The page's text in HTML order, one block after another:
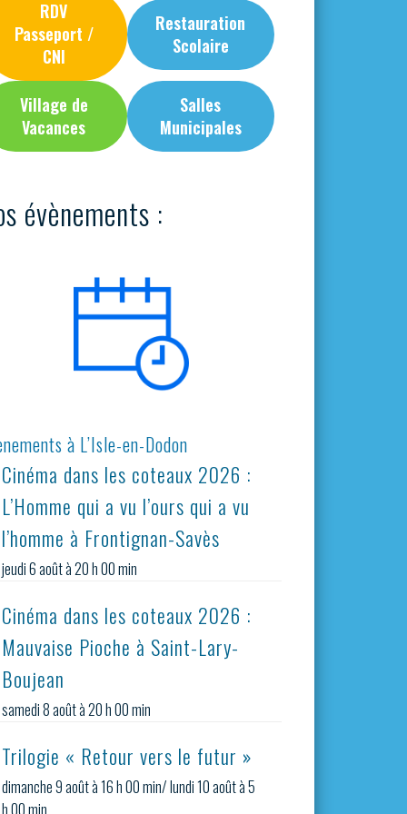
RDV
Passeport /
CNI
Restauration
Scolaire
Village de
Vacances
Salles
Municipales
évènements :
à L’Isle-en-Dodon
Cinéma dans les coteaux 2026 :
L’Homme qui a vu l’ours qui a vu
l’homme à Frontignan-Savès
jeudi 6 août à 20 h 00 min
Cinéma dans les coteaux 2026 :
Mauvaise Pioche à Saint-Lary-
Boujean
samedi 8 août à 20 h 00 min
Trilogie « Retour vers le futur »
dimanche 9 août à 16 h 00 min/lundi 10 août à 5
h 00 min